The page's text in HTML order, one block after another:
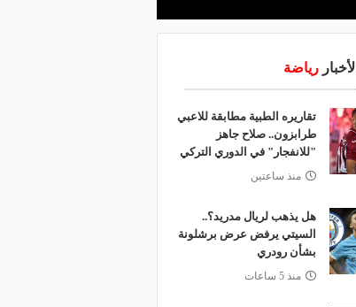
رياضة
تقاريره الطبية مطابقة للاعبي
طرابزون.. صلاح جاهز
"للانفجار" في الدوري التركي
منذ ساعتين
هل يذهب لريال مدريد؟..
السيتي يرفض عرض برشلونة
بشأن رودري
منذ 5 ساعات